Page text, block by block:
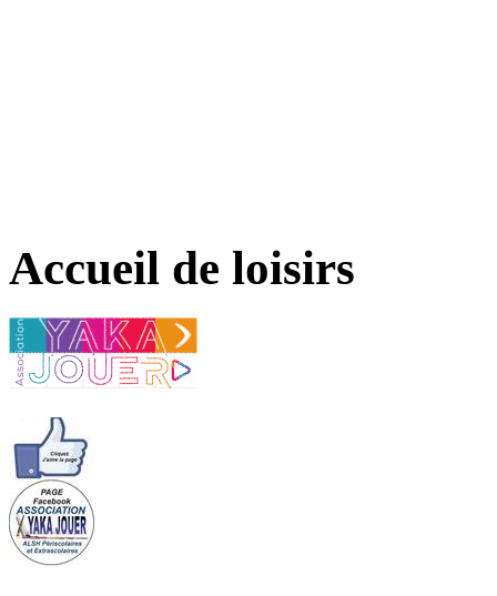
Accueil de loisirs